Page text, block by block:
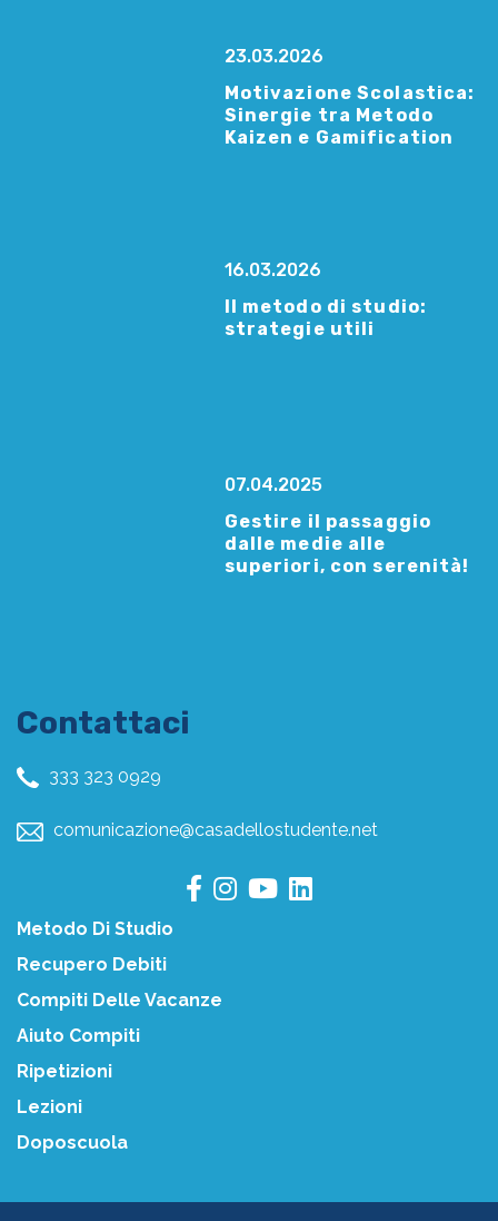
23.03.2026
Motivazione Scolastica:
Sinergie tra Metodo
Kaizen e Gamification
16.03.2026
Il metodo di studio:
strategie utili
07.04.2025
Gestire il passaggio
dalle medie alle
superiori, con serenità!
Contattaci
333 323 0929
comunicazione@casadellostudente.net
Metodo Di Studio
Recupero Debiti
Compiti Delle Vacanze
Aiuto Compiti
Ripetizioni
Lezioni
Doposcuola